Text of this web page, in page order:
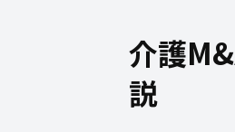
介護
説